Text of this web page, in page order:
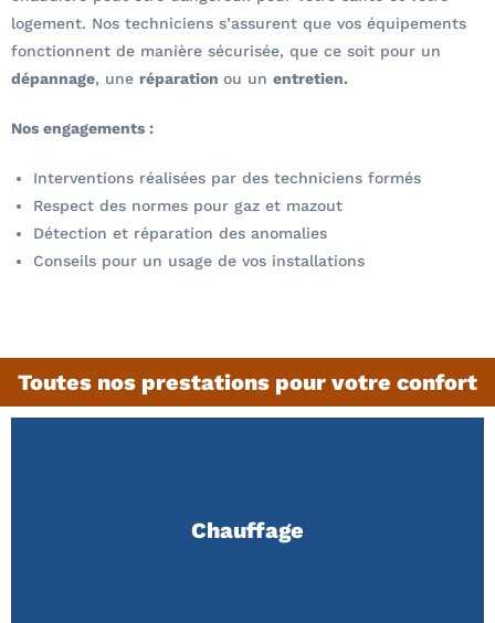
logement. Nos techniciens s’assurent que vos équipements
fonctionnent de manière sécurisée, que ce soit pour un
dépannage, une réparation ou un entretien.
Nos engagements :
Interventions réalisées par des techniciens formés
Respect des normes pour gaz et mazout
Détection et réparation des anomalies
Conseils pour un usage de vos installations
Toutes nos prestations pour votre confort
Chauffage